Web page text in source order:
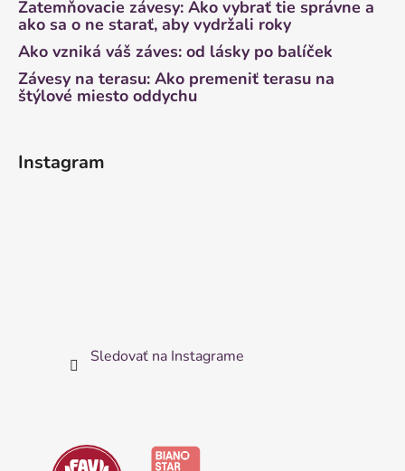
Zatemňovacie závesy: Ako vybrať tie správne a
ako sa o ne starať, aby vydržali roky
Ako vzniká váš záves: od lásky po balíček
Závesy na terasu: Ako premeniť terasu na
štýlové miesto oddychu
Instagram
Sledovať na Instagrame